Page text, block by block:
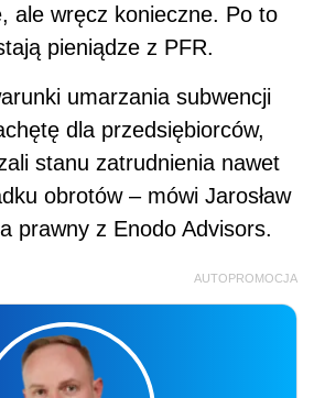
ale wręcz konieczne. Po to
pieniądze z PFR.
umarzania subwencji
dla przedsiębiorców,
stanu zatrudnienia nawet
obrotów – mówi Jarosław
prawny z Enodo Advisors.
AUTOPROMOCJA